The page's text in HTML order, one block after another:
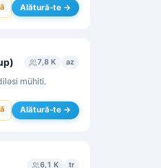
Alătură-te →
7,8 K az
mühiti.
Alătură-te →
6,1 K tr